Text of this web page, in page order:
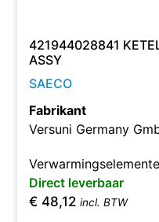
421944028841
ASSY
SAECO
Fabrikant
Versuni Germany
Direct leverbaar
€ 48,12 incl. BTW